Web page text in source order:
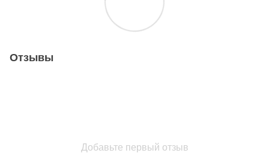
Отзывы
Добавьте первый отзыв